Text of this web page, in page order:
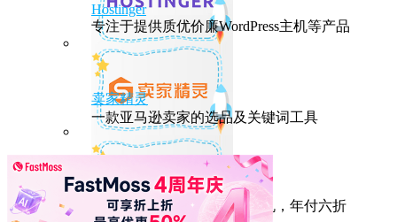
Hostinger
专注于提供质优价廉WordPress主机等产品
卖家精灵
一款亚马逊卖家的选品及关键词工具
HostEase
性能出众的高性价比美国主机，年付六折